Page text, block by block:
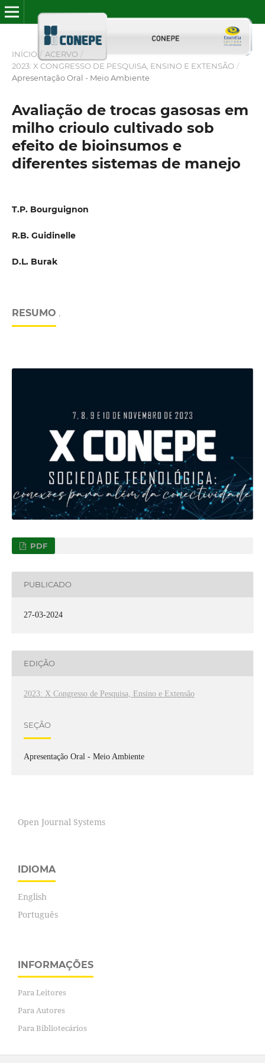
INÍCIO / ACERVO /
2023: X CONGRESSO DE PESQUISA, ENSINO E EXTENSÃO /
Apresentação Oral - Meio Ambiente
Avaliação de trocas gasosas em
milho crioulo cultivado sob
efeito de bioinsumos e
diferentes sistemas de manejo
T.P. Bourguignon
R.B. Guidinelle
D.L. Burak
RESUMO .
PDF
PUBLICADO
27-03-2024
EDIÇÃO
2023: X Congresso de Pesquisa, Ensino e Extensão
SEÇÃO
Apresentação Oral - Meio Ambiente
Open Journal Systems
IDIOMA
English
Português
INFORMAÇÕES
Para Leitores
Para Autores
Para Bibliotecários